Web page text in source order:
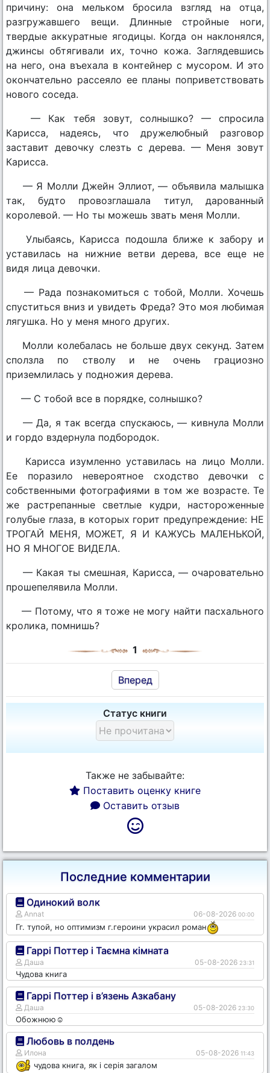
причину: она мельком бросила взгляд на отца,
разгружавшего вещи. Длинные стройные ноги,
твердые аккуратные ягодицы. Когда он наклонялся,
джинсы обтягивали их, точно кожа. Заглядевшись
на него, она въехала в контейнер с мусором. И это
окончательно рассеяло ее планы поприветствовать
нового соседа.
— Как тебя зовут, солнышко? — спросила
Кариcса, надеясь, что дружелюбный разговор
заставит девочку слезть с дерева. — Меня зовут
Кариcса.
— Я Молли Джейн Эллиот, — объявила малышка
так, будто провозглашала титул, дарованный
королевой. — Но ты можешь звать меня Молли.
Улыбаясь, Кариcса подошла ближе к забору и
уставилась на нижние ветви дерева, все еще не
видя лица девочки.
— Рада познакомиться с тобой, Молли. Хочешь
спуститься вниз и увидеть Фреда? Это моя любимая
лягушка. Но у меня много других.
Молли колебалась не больше двух секунд. Затем
сползла по стволу и не очень грациозно
приземлилась у подножия дерева.
— С тобой все в порядке, солнышко?
— Да, я так всегда спускаюсь, — кивнула Молли
и гордо вздернула подбородок.
Кариcса изумленно уставилась на лицо Молли.
Ее поразило невероятное сходство девочки с
собственными фотографиями в том же возрасте. Те
же растрепанные светлые кудри, настороженные
голубые глаза, в которых горит предупреждение: НЕ
ТРОГАЙ МЕНЯ, МОЖЕТ, Я И КАЖУСЬ МАЛЕНЬКОЙ,
НО Я МНОГОЕ ВИДЕЛА.
— Какая ты смешная, Кариcса, — очаровательно
прошепелявила Молли.
— Потому, что я тоже не могу найти пасхального
кролика, помнишь?
1
Вперед
Статус книги
Также не забывайте:
Поставить оценку книге
Оставить отзыв
Последние комментарии
Одинокий волк
Annat 06-08-2026 00:00
Гг. тупой, но оптимизм г.героини украсил роман
Гаррі Поттер і Таємна кімната
Даша 05-08-2026 23:31
Чудова книга
Гаррі Поттер і в’язень Азкабану
Даша 05-08-2026 23:30
Обожнюю☺️
Любовь в полдень
Илона 05-08-2026 11:43
чудова книга, як і серія загалом